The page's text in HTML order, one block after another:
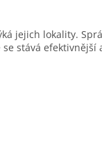
jejich lokality.
stává efektivnější